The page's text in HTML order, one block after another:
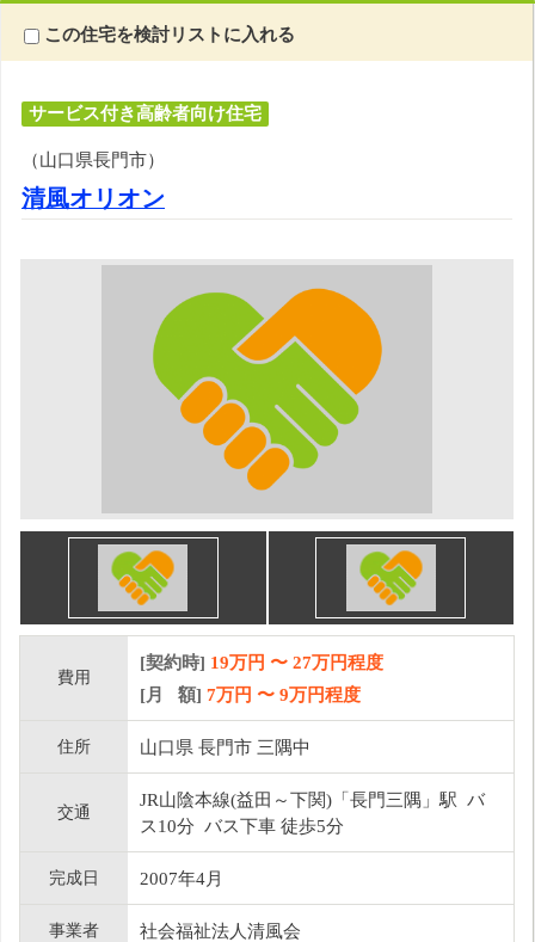
この住宅を検討リストに入れる
サービス付き高齢者向け住宅
（山口県長門市）
清風オリオン
費用
[契約時] 19万円 〜 27万円程度
[月 額] 7万円 〜 9万円程度
住所 山口県 長門市 三隅中
交通
JR山陰本線(益田～下関)「長門三隅」駅 バ
ス10分 バス下車 徒歩5分
完成日 2007年4月
事業者 社会福祉法人清風会